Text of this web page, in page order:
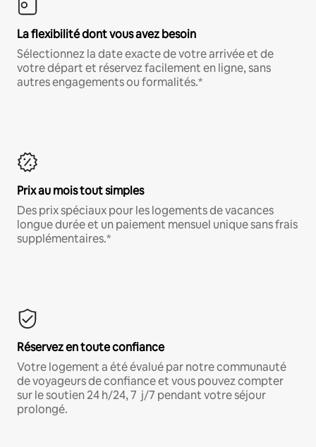
La flexibilité dont vous avez besoin
Sélectionnez la date exacte de votre arrivée et de
votre départ et réservez facilement en ligne, sans
autres engagements ou formalités.*
Prix au mois tout simples
Des prix spéciaux pour les logements de vacances
longue durée et un paiement mensuel unique sans frais
supplémentaires.*
Réservez en toute confiance
Votre logement a été évalué par notre communauté
de voyageurs de confiance et vous pouvez compter
sur le soutien 24 h/24, 7 j/7 pendant votre séjour
prolongé.